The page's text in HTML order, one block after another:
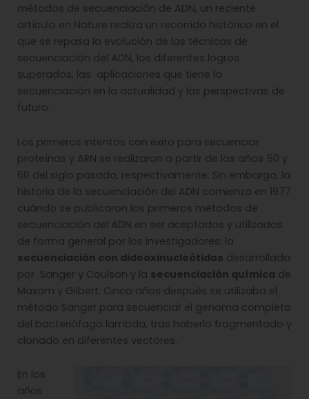
métodos de secuenciación de ADN, un reciente
artículo en Nature realiza un recorrido histórico en el
que se repasa la evolución de las técnicas de
secuenciación del ADN, los diferentes logros
superados, las aplicaciones que tiene la
secuenciación en la actualidad y las perspectivas de
futuro.
Los primeros intentos con éxito para secuenciar
proteínas y ARN se realizaron a partir de los años 50 y
60 del siglo pasado, respectivamente. Sin embargo, la
historia de la secuenciación del ADN comienza en 1977
cuándo se publicaron los primeros métodos de
secuenciación del ADN en ser aceptados y utilizados
de forma general por los investigadores: la
secuenciación con dideoxinucleótidos desarrollada
por Sanger y Coulson y la secuenciación química de
Maxam y Gilbert. Cinco años después se utilizaba el
método Sanger para secuenciar el genoma completo
del bacteriófago lambda, tras haberlo fragmentado y
clonado en diferentes vectores.
En los
años